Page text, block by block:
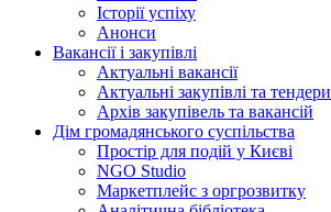
Історії успіху
Анонси
Вакансії і закупівлі
Актуальні вакансії
Актуальні закупівлі та тендери
Архів закупівель та вакансій
Дім громадянського суспільства
Простір для подій у Києві
NGO Studio
Маркетплейс з оргрозвитку